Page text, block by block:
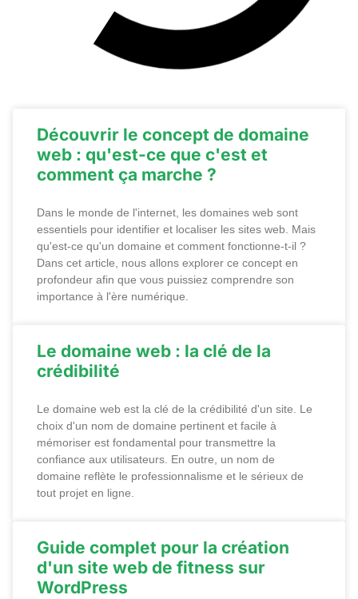
Découvrir le concept de domaine
web : qu'est-ce que c'est et
comment ça marche ?
Dans le monde de l'internet, les domaines web sont
essentiels pour identifier et localiser les sites web. Mais
qu'est-ce qu'un domaine et comment fonctionne-t-il ?
Dans cet article, nous allons explorer ce concept en
profondeur afin que vous puissiez comprendre son
importance à l'ère numérique.
Le domaine web : la clé de la
crédibilité
Le domaine web est la clé de la crédibilité d'un site. Le
choix d'un nom de domaine pertinent et facile à
mémoriser est fondamental pour transmettre la
confiance aux utilisateurs. En outre, un nom de
domaine reflète le professionnalisme et le sérieux de
tout projet en ligne.
Guide complet pour la création
d'un site web de fitness sur
WordPress